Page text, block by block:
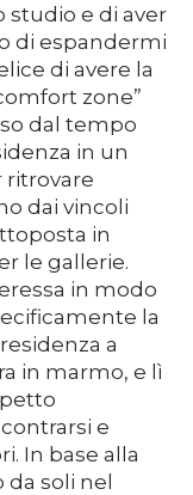
studio e di aver
di espandermi
di avere la
zone”
dal tempo
in un
ritrovare
dai vincoli
in
le gallerie.
in modo
la
a
in marmo, e lì
e
In base alla
soli nel